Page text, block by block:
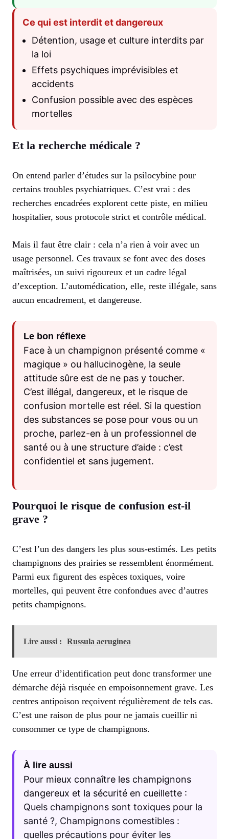
Ce qui est interdit et dangereux
Détention, usage et culture interdits par
la loi
Effets psychiques imprévisibles et
accidents
Confusion possible avec des espèces
mortelles
Et la recherche médicale ?
On entend parler d’études sur la psilocybine pour
certains troubles psychiatriques. C’est vrai : des
recherches encadrées explorent cette piste, en milieu
hospitalier, sous protocole strict et contrôle médical.
Mais il faut être clair : cela n’a rien à voir avec un
usage personnel. Ces travaux se font avec des doses
maîtrisées, un suivi rigoureux et un cadre légal
d’exception. L’automédication, elle, reste illégale, sans
aucun encadrement, et dangereuse.
Le bon réflexe
Face à un champignon présenté comme «
magique » ou hallucinogène, la seule
attitude sûre est de ne pas y toucher.
C’est illégal, dangereux, et le risque de
confusion mortelle est réel. Si la question
des substances se pose pour vous ou un
proche, parlez-en à un professionnel de
santé ou à une structure d’aide : c’est
confidentiel et sans jugement.
Pourquoi le risque de confusion est-il
grave ?
C’est l’un des dangers les plus sous-estimés. Les petits
champignons des prairies se ressemblent énormément.
Parmi eux figurent des espèces toxiques, voire
mortelles, qui peuvent être confondues avec d’autres
petits champignons.
Lire aussi : Russula aeruginea
Une erreur d’identification peut donc transformer une
démarche déjà risquée en empoisonnement grave. Les
centres antipoison reçoivent régulièrement de tels cas.
C’est une raison de plus pour ne jamais cueillir ni
consommer ce type de champignons.
À lire aussi
Pour mieux connaître les champignons
dangereux et la sécurité en cueillette :
Quels champignons sont toxiques pour la
santé ?, Champignons comestibles :
quelles précautions pour éviter les